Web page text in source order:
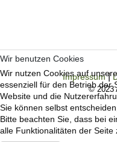
Impressum|
© 2023
Wir benutzen Cookies
Wir nutzen Cookies auf
essenziell für den Betrieb der
Website und die
Sie können selbst
Bitte beachten Sie, dass bei
alle Funktionalitäten der Seite